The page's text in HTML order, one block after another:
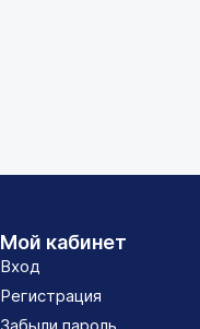
Мой кабинет
Вход
Регистрация
Забыли пароль